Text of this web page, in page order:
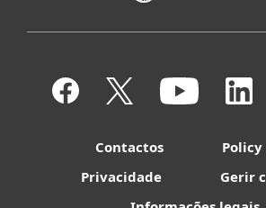
Contactos
Policy
Privacidade
Gerir